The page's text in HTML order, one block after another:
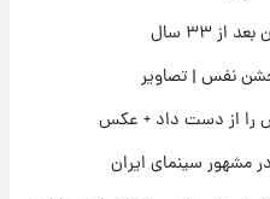
کامل تفاهم‌نامه اسلام‌آباد،
کارلسون به حمله آمریکا به
۳۳ سال
نفس | تصاویر
را از دست داد + عکس
مشهور سینمای ایران